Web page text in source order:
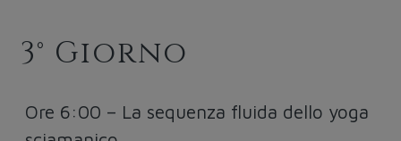
3° Giorno
Ore 6:00 – La sequenza fluida dello yoga